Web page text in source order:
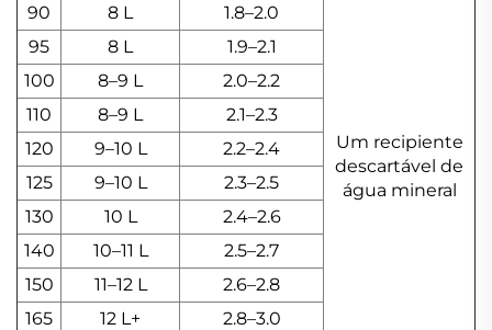
Um recipiente
descartável de
água mineral
90
8 L
1.8–2.0
95
8 L
1.9–2.1
100
8–9 L
2.0–2.2
110
8–9 L
2.1–2.3
120
9–10 L
2.2–2.4
125
9–10 L
2.3–2.5
130
10 L
2.4–2.6
140
10–11 L
2.5–2.7
150
11–12 L
2.6–2.8
165
12 L+
2.8–3.0